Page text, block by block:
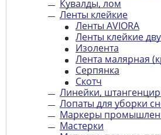
Кувалды, лом
Ленты клейкие
Ленты AVIORA
Ленты клейкие
Изолента
Лента малярная
Серпянка
Скотч
Линейки,
Лопаты для уборки
Маркеры
Мастерки